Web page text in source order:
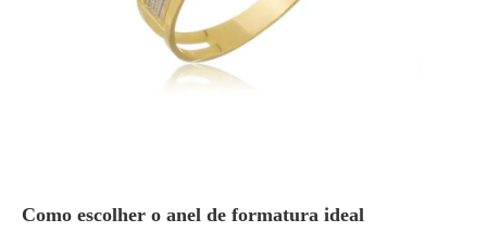
Como escolher o anel de formatura ideal